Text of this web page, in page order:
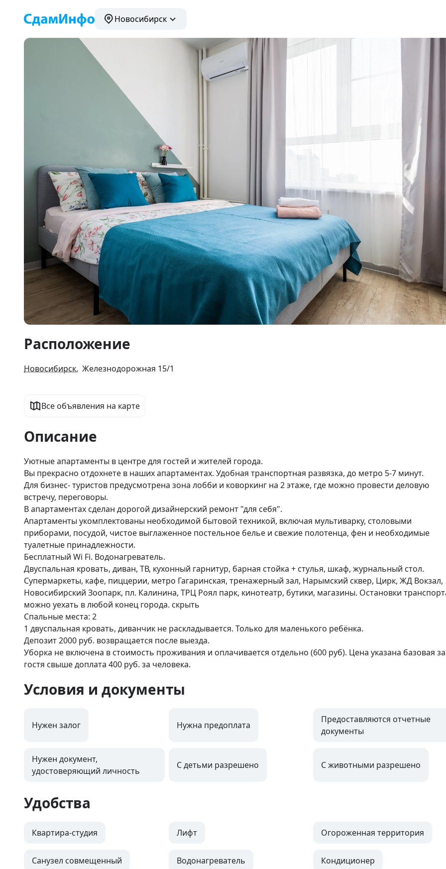
Новосибирск
1
20
Расположение
Новосибирск, Железнодорожная 15/1
Все объявления на карте
Описание
Уютные апартаменты в центре для гостей и жителей города.
Вы прекрасно отдохнете в наших апартаментах. Удобная транспортная развязка, до метро 5-7 минут.
Для бизнес- туристов предусмотрена зона лобби и коворкинг на 2 этаже, где можно провести деловую
встречу, переговоры.
В апартаментах сделан дорогой дизайнерский ремонт "для себя".
Апартаменты укомплектованы необходимой бытовой техникой, включая мультиварку, столовыми
приборами, посудой, чистое выглаженное постельное белье и свежие полотенца, фен и необходимые
туалетные принадлежности.
Бесплатный Wi Fi. Водонагреватель.
Двуспальная кровать, диван, ТВ, кухонный гарнитур, барная стойка + стулья, шкаф, журнальный стол.
Супермаркеты, кафе, пиццерии, метро Гагаринская, тренажерный зал, Нарымский сквер, Цирк, ЖД Вокзал,
Новосибирский Зоопарк, пл. Калинина, ТРЦ Роял парк, кинотеатр, бутики, магазины. Остановки
можно уехать в любой конец города. скрыть
Спальные места: 2
1 двуспальная кровать, диванчик не раскладывается. Только для маленького ребёнка.
Депозит 2000 руб. возвращается после выезда.
Уборка не включена в стоимость проживания и оплачивается отдельно (600 руб). Цена указана базовая
гостя свыше доплата 400 руб. за человека.
Условия и документы
Нужен залог Нужна предоплата
Предоставляются отчетные
документы
Нужен документ,
удостоверяющий личность
С детьми разрешено С животными разрешено
Удобства
Квартира-студия Лифт Огороженная территория
Санузел совмещенный Водонагреватель Кондиционер